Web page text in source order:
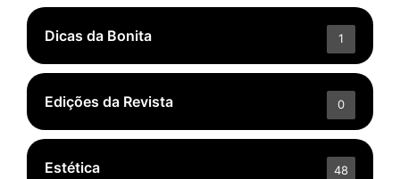
Dicas da Bonita 1
Edições da Revista 0
Estética 48